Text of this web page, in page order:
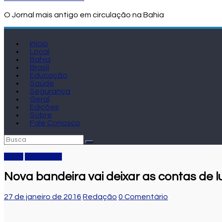
O Jornal mais antigo em circulação na Bahia
Início
Local
Bahia
Brasil
Educação
Saúde
Segurança
Geral
Edições
Sobre
Fale Conosco
Nova bandeira vai deixar as contas de
27 de janeiro de 2016 Redação 0 Comentário